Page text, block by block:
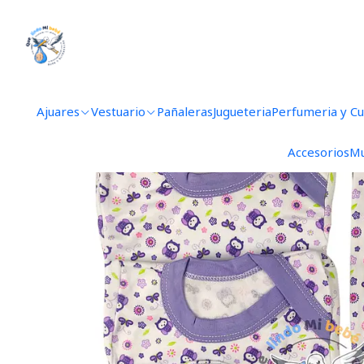
Ajuares Vestuario PañalerasJugueteriaPerfumeria y
Accesorios